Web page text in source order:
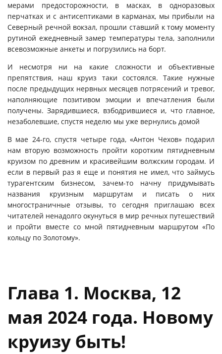
мерами предосторожности, в масках, в одноразовых
перчатках и с антисептиками в карманах, мы прибыли на
Северный речной вокзал, прошли ставший к тому моменту
рутиной ежедневный замер температуры тела, заполнили
всевозможные анкеты и погрузились на борт.
И несмотря ни на какие сложности и объективные
препятствия, наш круиз таки состоялся. Такие нужные
после предыдущих нервных месяцев потрясений и тревог,
наполняющие позитивом эмоции и впечатления были
получены. Зарядившиеся, взбодрившиеся и, что главное,
незаболевшие, спустя неделю мы уже вернулись домой
В мае 24-го, спустя четыре года, «Антон Чехов» подарил
нам вторую возможность пройти коротким пятидневным
круизом по древним и красивейшим волжским городам. И
если в первый раз я еще и понятия не имел, что займусь
турагентским бизнесом, зачем-то начну придумывать
названия круизным маршрутам и писать о них
многостраничные отзывы, то сегодня приглашаю всех
читателей ненадолго окунуться в мир речных путешествий
и пройти вместе со мной пятидневным маршрутом «По
кольцу по Золотому».
Глава 1. Москва, 12
мая 2024 года. Новому
круизу быть!